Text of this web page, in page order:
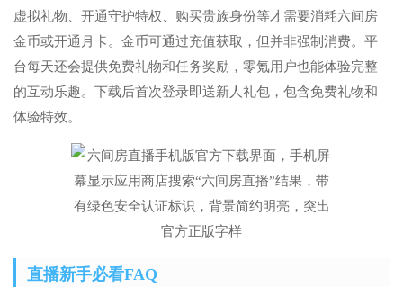
虚拟礼物、开通守护特权、购买贵族身份等才需要消耗六间房
金币或开通月卡。金币可通过充值获取，但并非强制消费。平
台每天还会提供免费礼物和任务奖励，零氪用户也能体验完整
的互动乐趣。下载后首次登录即送新人礼包，包含免费礼物和
体验特效。
直播新手必看FAQ